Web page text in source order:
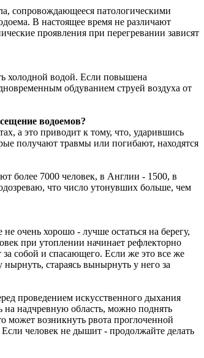
сопровождающееся патологическими
В настоящее время не различают
проявления при перегревании зависят
холодной водой. Если повышена
обдуванием струей воздуха от
водоемов?
а это приводит к тому, что, ударившись
получают травмы или погибают, находятся
более 7000 человек, в Англии - 1500, в
что число утонувших больше, чем
очень хорошо - лучше остаться на берегу,
при утоплении начинает рефлекторно
собой и спасающего. Если же это все же
стараясь вынырнуть у него за
проведением искусственного дыхания
на надчревную область, можно поднять
может возникнуть рвота проглоченной
человек не дышит - продолжайте делать